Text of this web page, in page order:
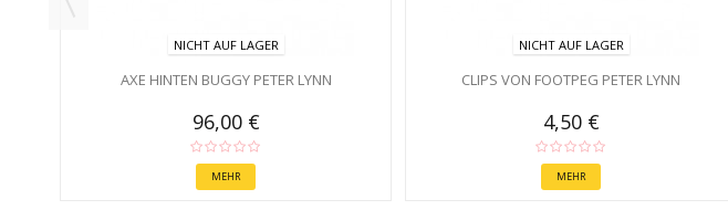
NICHT AUF LAGER
AXE HINTEN BUGGY PETER LYNN
96,00 €
MEHR
NICHT AUF LAGER
CLIPS VON FOOTPEG PETER LYNN
4,50 €
MEHR